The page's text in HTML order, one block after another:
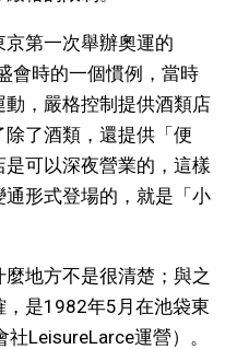
第一次舉辦奧運的
會時的一個慣例，當時
，嚴格控制提供酒類店
了酒類，還提供「便
可以深夜營業的，這樣
形式登場的，就是「小
地方不是很清楚；與之
是1982年5月在池袋東
LeisureLarce運營）。